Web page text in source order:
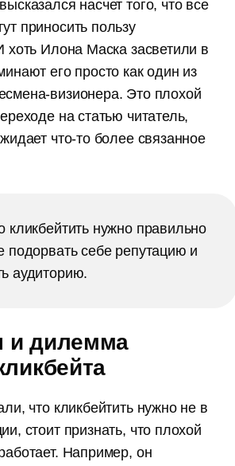
насчет того, что все
приносить пользу
хоть Илона Маска засветили в
его просто как один из
визионера. Это плохой
на статью читатель,
что-то более связанное
кликбейтить нужно правильно
подорвать себе репутацию и
аудиторию.
и дилемма
что кликбейтить нужно не в
стоит признать, что плохой
Например, он
копирайтеров
практики, советы
которые мы нажили
контент-агентства